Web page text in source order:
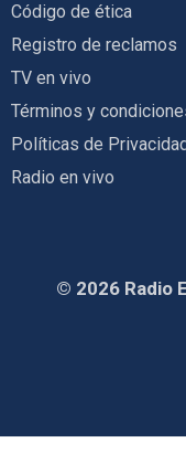
Código de ética
Registro de reclamos
TV en vivo
Términos y
Políticas de
Radio en vivo
© 2026 Radio